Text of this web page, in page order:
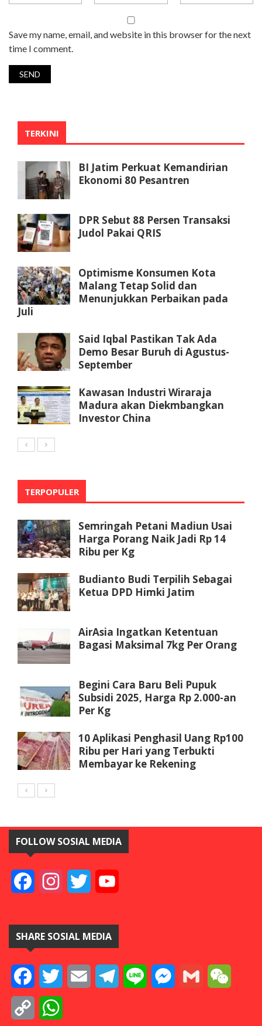
Save my name, email, and website in this browser for the next
time I comment.
TERKINI
BI Jatim Perkuat Kemandirian
Ekonomi 80 Pesantren
DPR Sebut 88 Persen Transaksi
Judol Pakai QRIS
Optimisme Konsumen Kota
Malang Tetap Solid dan
Menunjukkan Perbaikan pada
Juli
Said Iqbal Pastikan Tak Ada
Demo Besar Buruh di Agustus-
September
Kawasan Industri Wiraraja
Madura akan Diekmbangkan
Investor China
TERPOPULER
Semringah Petani Madiun Usai
Harga Porang Naik Jadi Rp 14
Ribu per Kg
Budianto Budi Terpilih Sebagai
Ketua DPD Himki Jatim
AirAsia Ingatkan Ketentuan
Bagasi Maksimal 7kg Per Orang
Begini Cara Baru Beli Pupuk
Subsidi 2025, Harga Rp 2.000-an
Per Kg
10 Aplikasi Penghasil Uang Rp100
Ribu per Hari yang Terbukti
Membayar ke Rekening
FOLLOW SOSIAL MEDIA
FacebookInstagramTwitter
SHARE SOSIAL MEDIA
FacebookTwitter Email TelegramLine Messenger
Gmail
Copy